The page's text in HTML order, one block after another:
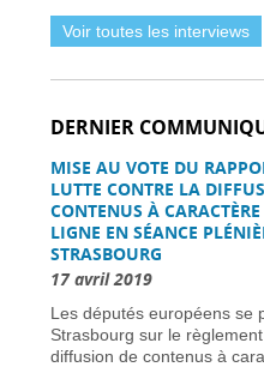
Installer des pièges à
France pour prévenir
Améliorer la sécurité
Grève des pilotes
Une nouvelle ère d’ici
Élections municipales à
candidats - 31 mars 2026
Dernière chance pour
31 mars 2026
Vol Ryanair : des
France à cause des
2026
Voir toutes les interviews
DERNIER
MISE AU VOTE DU
LUTTE CONTRE LA
CONTENUS À
LIGNE EN SÉANCE
STRASBOURG
17 avril 2019
Les députés européens se
Strasbourg sur le
diffusion de contenus à